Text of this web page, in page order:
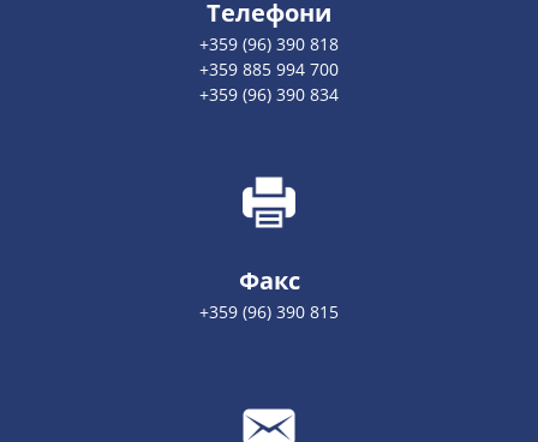
Телефони
+359 (96) 390 818
+359 885 994 700
+359 (96) 390 834
Факс
+359 (96) 390 815